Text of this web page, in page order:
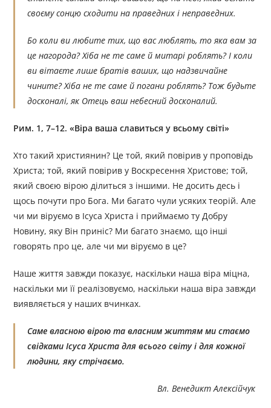
своєму сонцю сходити на праведних і неправедних.
Бо коли ви любите тих, що вас люблять, то яка вам за
це нагорода? Хіба не те саме й митарі роблять? І коли
ви вітаєте лише братів ваших, що надзвичайне
чините? Хіба не те саме й погани роблять? Тож будьте
досконалі, як Отець ваш небесний досконалий.
Рим. 1, 7–12. «Віра ваша славиться у всьому світі»
Хто такий християнин? Це той, який повірив у проповідь
Христа; той, який повірив у Воскресення Христове; той,
який своєю вірою ділиться з іншими. Не досить десь і
щось почути про Бога. Ми багато чули усяких теорій. Але
чи ми віруємо в Ісуса Христа і приймаємо ту Добру
Новину, яку Він приніс? Ми багато знаємо, що інші
говорять про це, але чи ми віруємо в це?
Наше життя завжди показує, наскільки наша віра міцна,
наскільки ми її реалізовуємо, наскільки наша віра завжди
виявляється у наших вчинках.
Саме власною вірою та власним життям ми стаємо
свідками Ісуса Христа для всього світу і для кожної
людини, яку стрічаємо.
Вл. Венедикт Алексійчук